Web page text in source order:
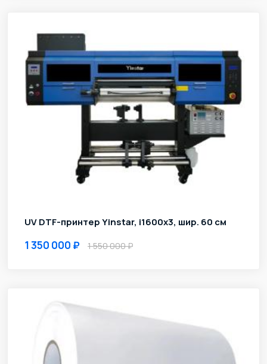
UV DTF-принтер Yinstar, i1600х3, шир. 60 см
1 350 000 1 550 000